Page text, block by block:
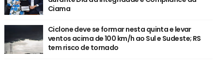
Ciama
Ciclone deve se formar nesta quinta e levar
ventos acima de 100 km/h ao Sul e Sudeste; RS
tem risco de tornado